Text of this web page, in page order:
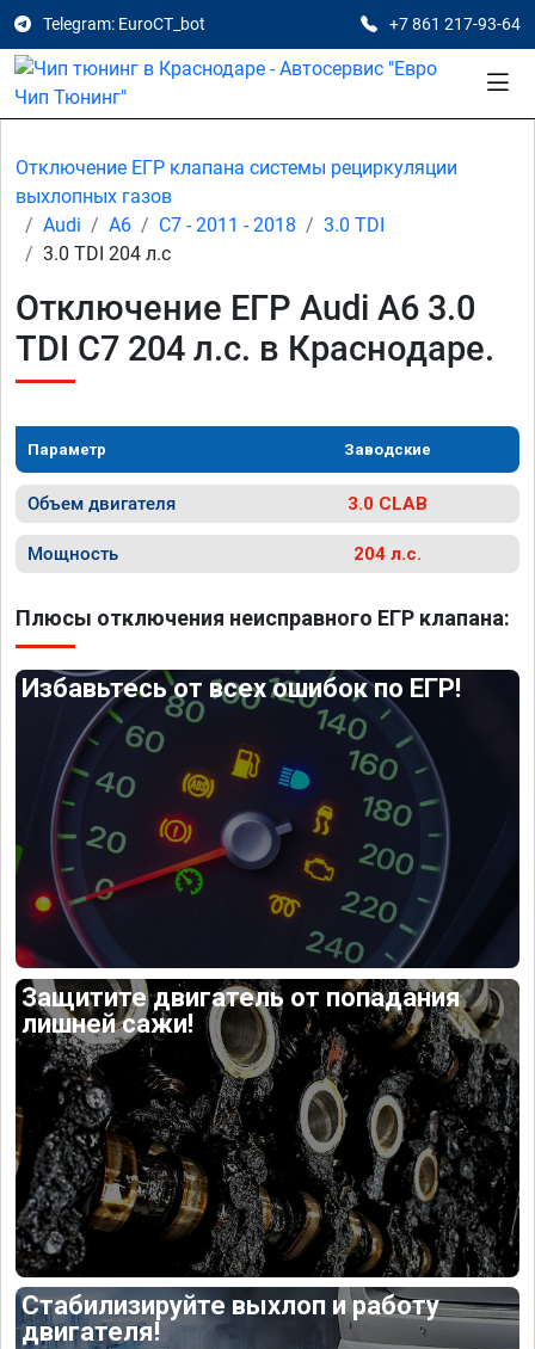
Telegram: EuroCT_bot +7 861 217-93-64
Отключение ЕГР клапана системы рециркуляции
выхлопных газов
Audi
A6 C7 - 2011 - 2018
3.0 TDI
3.0 TDI 204 л.с
Отключение ЕГР Audi A6 3.0
TDI C7 204 л.с. в Краснодаре.
Параметр Заводские
Объем двигателя 3.0 CLAB
Мощность 204 л.с.
Плюсы отключения неисправного ЕГР клапана:
Избавьтесь от всех ошибок по ЕГР!
Защитите двигатель от попадания
лишней сажи!
Стабилизируйте выхлоп и работу
двигателя!